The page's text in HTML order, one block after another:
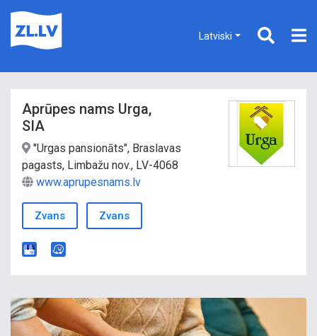
Latviski
Aprūpes nams Urga,
SIA
"Urgas pansionāts", Braslavas
pagasts, Limbažu nov., LV-4068
www.aprupesnams.lv
Zvans Zvans